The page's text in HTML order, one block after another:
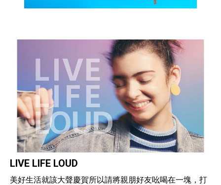
LIVE LIFE LOUD
美好生活就該大聲慶賀所以請將親朋好友吆喝在一塊，打